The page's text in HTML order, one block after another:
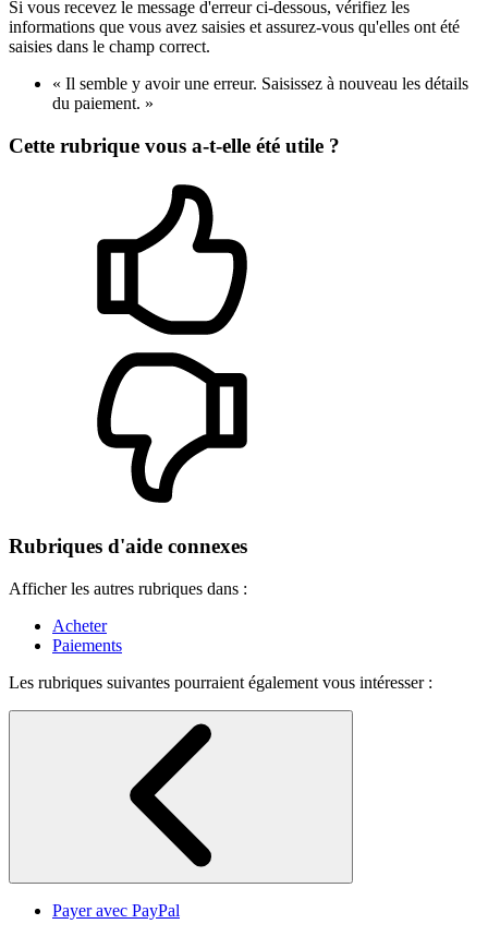
Si vous recevez le message d'erreur ci-dessous, vérifiez les
informations que vous avez saisies et assurez-vous qu'elles ont été
saisies dans le champ correct.
« Il semble y avoir une erreur. Saisissez à nouveau les détails
du paiement. »
Cette rubrique vous a-t-elle été utile ?
Rubriques d'aide connexes
Afficher les autres rubriques dans :
Acheter
Paiements
Les rubriques suivantes pourraient également vous intéresser :
Payer avec PayPal